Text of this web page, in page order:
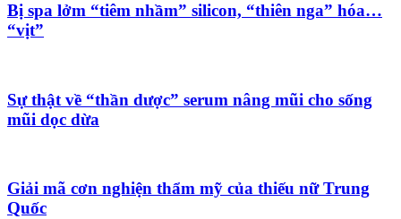
Bị spa lởm “tiêm nhầm” silicon, “thiên nga” hóa…
“vịt”
Sự thật về “thần dược” serum nâng mũi cho sống
mũi dọc dừa
Giải mã cơn nghiện thẩm mỹ của thiếu nữ Trung
Quốc